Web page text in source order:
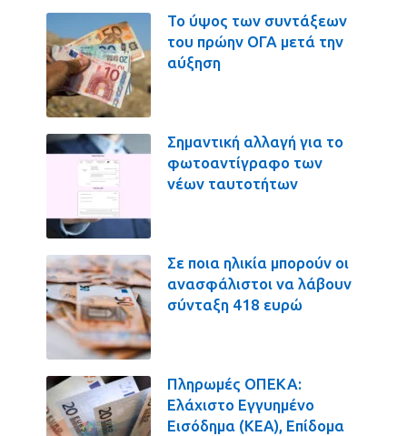
Το ύψος των συντάξεων
του πρώην ΟΓΑ μετά την
αύξηση
Σημαντική αλλαγή για το
φωτοαντίγραφο των
νέων ταυτοτήτων
Σε ποια ηλικία μπορούν οι
ανασφάλιστοι να λάβουν
σύνταξη 418 ευρώ
Πληρωμές ΟΠΕΚΑ:
Ελάχιστο Εγγυημένο
Εισόδημα (ΚΕΑ), Επίδομα